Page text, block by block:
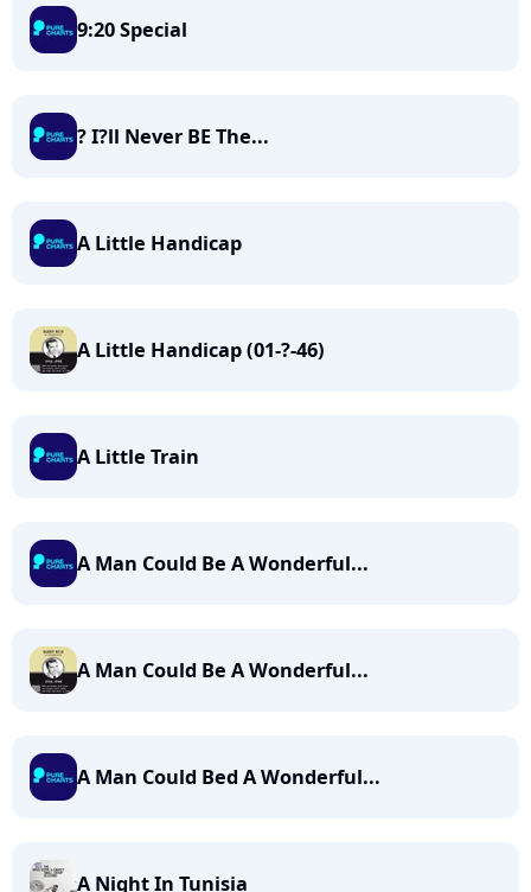
9:20 Special
? I?ll Never BE The...
A Little Handicap
A Little Handicap (01-?-46)
A Little Train
A Man Could Be A Wonderful...
A Man Could Be A Wonderful...
A Man Could Bed A Wonderful...
A Night In Tunisia